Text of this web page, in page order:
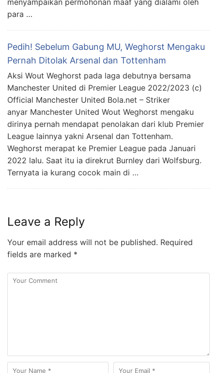
para …
Pedih! Sebelum Gabung MU, Weghorst Mengaku
Pernah Ditolak Arsenal dan Tottenham
Aksi Wout Weghorst pada laga debutnya bersama
Manchester United di Premier League 2022/2023 (c)
Official Manchester United Bola.net – Striker
anyar Manchester United Wout Weghorst mengaku
dirinya pernah mendapat penolakan dari klub Premier
League lainnya yakni Arsenal dan Tottenham.
Weghorst merapat ke Premier League pada Januari
2022 lalu. Saat itu ia direkrut Burnley dari Wolfsburg.
Ternyata ia kurang cocok main di …
Leave a Reply
Your email address will not be published. Required
fields are marked *